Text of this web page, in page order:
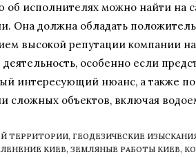
исполнителях можно найти на
Она должна обладать
высокой репутации компании
деятельность, особенно если
интересующий нюанс, а также
сложных объектов, включая
ТЕРРИТОРИИ, ГЕОДЕЗИЧЕСКИЕ
КИЕВ, ЗЕМЛЯНЫЕ РАБОТЫ КИЕВ,